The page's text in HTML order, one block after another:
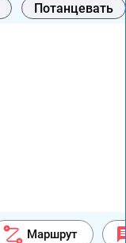
Потанцевать
Маршрут